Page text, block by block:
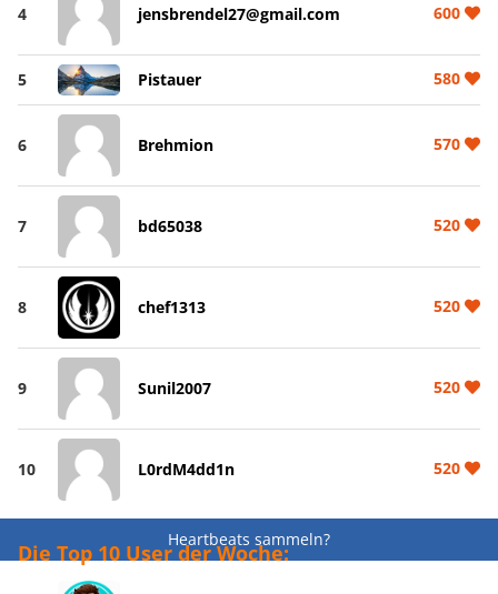
4 jensbrendel27@gmail.com 600
5 Pistauer 580
6 Brehmion 570
7 bd65038 520
8 chef1313 520
9 Sunil2007 520
10 L0rdM4dd1n 520
Heartbeats sammeln?
Die Top 10 User der Woche: